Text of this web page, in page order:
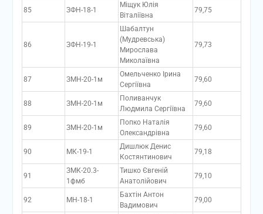
85 ЗФН-18-1
Міщук Юлія
Віталіївна
79,75
86 ЗФН-19-1
Шабалтун
(Мудревська)
Мирослава
Миколаївна
79,73
87 ЗМН-20-1м
Омельченко Ірина
Сергіївна
79,60
88 ЗМН-20-1м
Поливанчук
Людмила Сергіївна
79,60
89 ЗМН-20-1м
Попко Наталія
Олександрівна
79,60
90 МК-19-1
Дишлюк Денис
Костянтинович
79,18
91
ЗМК-20.3-
1фмб
Тишко Євгеній
Анатолійович
79,10
92 МН-18-1
Бахтін Антон
Вадимович
79,00